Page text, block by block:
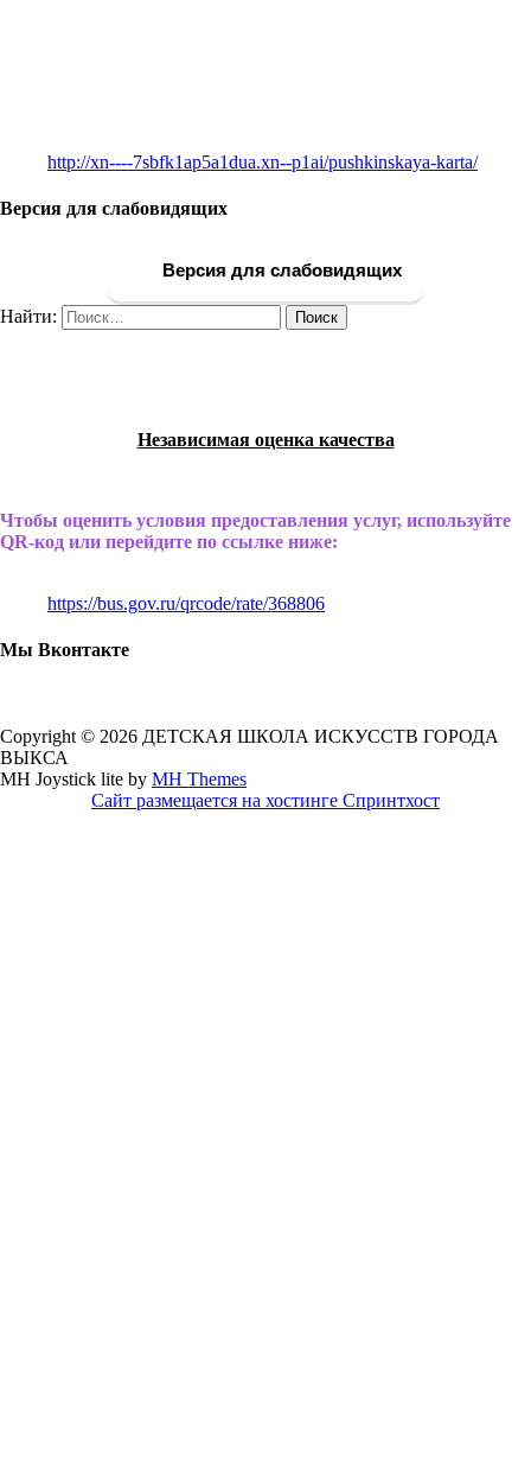
http://xn----7sbfk1ap5a1dua.xn--p1ai/pushkinskaya-karta/
Версия для слабовидящих
Версия для слабовидящих
Найти:
Независимая оценка качества
Чтобы оценить условия предоставления услуг, используйте
QR-код или перейдите по ссылке ниже:
https://bus.gov.ru/qrcode/rate/368806
Мы Вконтакте
Copyright © 2026 ДЕТСКАЯ ШКОЛА ИСКУССТВ ГОРОДА
ВЫКСА
MH Joystick lite by MH Themes
Сайт размещается на хостинге Спринтхост